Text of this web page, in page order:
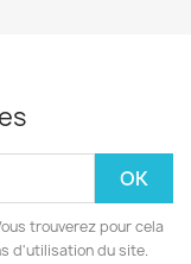
trouverez pour cela
d'utilisation du site.